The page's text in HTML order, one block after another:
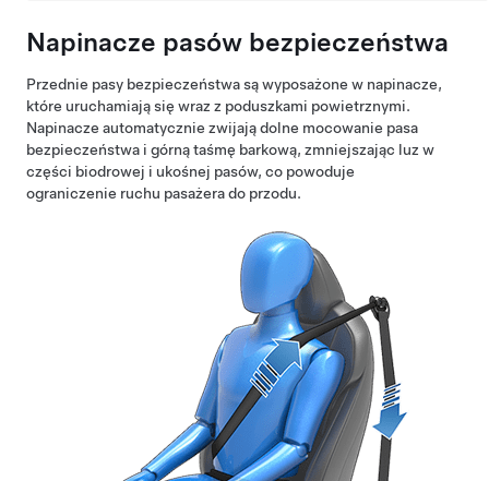
Napinacze pasów bezpieczeństwa
Przednie pasy bezpieczeństwa są wyposażone w napinacze,
które uruchamiają się wraz z poduszkami powietrznymi.
Napinacze automatycznie zwijają dolne mocowanie pasa
bezpieczeństwa i górną taśmę barkową, zmniejszając luz w
części biodrowej i ukośnej pasów, co powoduje
ograniczenie ruchu pasażera do przodu.